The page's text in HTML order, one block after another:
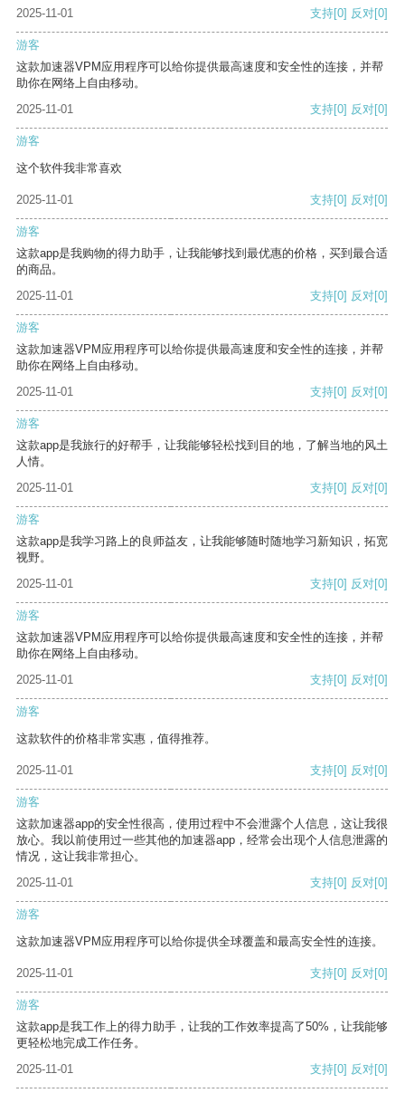
2025-11-01 支持[0] 反对[0]
游客
这款加速器VPM应用程序可以给你提供最高速度和安全性的连接，并帮
助你在网络上自由移动。
2025-11-01
支持[0] 反对[0]
游客
这个软件我非常喜欢
2025-11-01 支持[0] 反对[0]
游客
这款app是我购物的得力助手，让我能够找到最优惠的价格，买到最合适
的商品。
2025-11-01
支持[0] 反对[0]
游客
这款加速器VPM应用程序可以给你提供最高速度和安全性的连接，并帮
助你在网络上自由移动。
2025-11-01
支持[0] 反对[0]
游客
这款app是我旅行的好帮手，让我能够轻松找到目的地，了解当地的风土
人情。
2025-11-01
支持[0] 反对[0]
游客
这款app是我学习路上的良师益友，让我能够随时随地学习新知识，拓宽
视野。
2025-11-01
支持[0] 反对[0]
游客
这款加速器VPM应用程序可以给你提供最高速度和安全性的连接，并帮
助你在网络上自由移动。
2025-11-01
支持[0] 反对[0]
游客
这款软件的价格非常实惠，值得推荐。
2025-11-01 支持[0] 反对[0]
游客
这款加速器app的安全性很高，使用过程中不会泄露个人信息，这让我很
放心。我以前使用过一些其他的加速器app，经常会出现个人信息泄露的
情况，这让我非常担心。
2025-11-01
支持[0] 反对[0]
游客
这款加速器VPM应用程序可以给你提供全球覆盖和最高安全性的连接。
2025-11-01 支持[0] 反对[0]
游客
这款app是我工作上的得力助手，让我的工作效率提高了50%，让我能够
更轻松地完成工作任务。
2025-11-01
支持[0] 反对[0]